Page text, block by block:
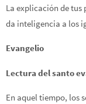
La explicación de
da inteligencia a los
Evangelio
Lectura del santo
En aquel tiempo, los